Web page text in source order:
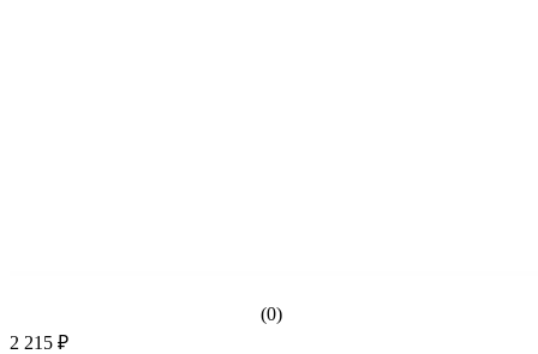
(0)
2 215 ₽